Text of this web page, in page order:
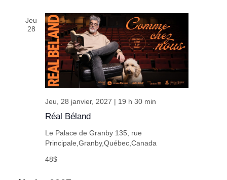
Jeu
28
Réal Béland
Jeu, 28 janvier, 2027 | 19 h 30 min
Le Palace de Granby 135, rue
Principale,Granby,Québec,Canada
48$